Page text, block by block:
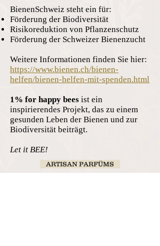
BienenSchweiz steht ein für:
Förderung der Biodiversität
Risikoreduktion von Pflanzenschutz
Förderung der Schweizer Bienenzucht
Weitere Informationen finden Sie hier:
https://www.bienen.ch/bienen-
helfen/bienen-helfen-mit-spenden.html
1% for happy bees ist ein
inspirierendes Projekt, das zu einem
gesunden Leben der Bienen und zur
Biodiversität beiträgt.
Let it BEE!
ARTISAN PARFÜMS